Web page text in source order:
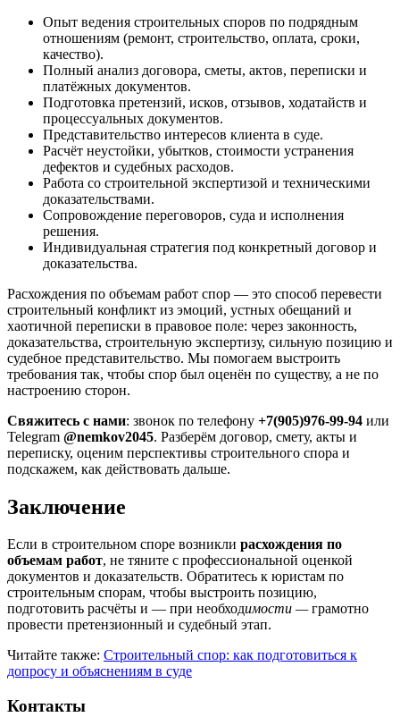
Опыт ведения строительных споров по подрядным
отношениям (ремонт, строительство, оплата, сроки,
качество).
Полный анализ договора, сметы, актов, переписки и
платёжных документов.
Подготовка претензий, исков, отзывов, ходатайств и
процессуальных документов.
Представительство интересов клиента в суде.
Расчёт неустойки, убытков, стоимости устранения
дефектов и судебных расходов.
Работа со строительной экспертизой и техническими
доказательствами.
Сопровождение переговоров, суда и исполнения
решения.
Индивидуальная стратегия под конкретный договор и
доказательства.
Расхождения по объемам работ спор — это способ перевести
строительный конфликт из эмоций, устных обещаний и
хаотичной переписки в правовое поле: через законность,
доказательства, строительную экспертизу, сильную позицию и
судебное представительство. Мы помогаем выстроить
требования так, чтобы спор был оценён по существу, а не по
настроению сторон.
Свяжитесь с нами: звонок по телефону +7(905)976-99-94 или
Telegram @nemkov2045. Разберём договор, смету, акты и
переписку, оценим перспективы строительного спора и
подскажем, как действовать дальше.
Заключение
Если в строительном споре возникли расхождения по
объемам работ, не тяните с профессиональной оценкой
документов и доказательств. Обратитесь к юристам по
строительным спорам, чтобы выстроить позицию,
подготовить расчёты и — при необходимости —грамотно
провести претензионный и судебный этап.
Читайте также: Строительный спор: как подготовиться к
допросу и объяснениям в суде
Контакты